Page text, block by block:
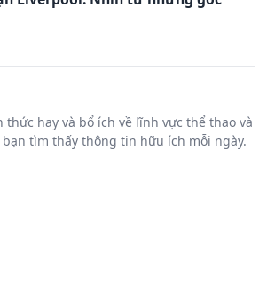
thức hay và bổ ích về lĩnh vực thể thao và
tìm thấy thông tin hữu ích mỗi ngày.